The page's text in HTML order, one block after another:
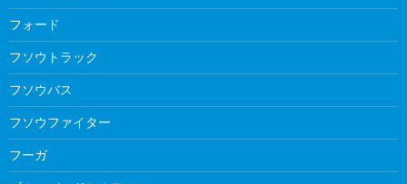
フォード
フソウトラック
フソウバス
フソウファイター
フーガ